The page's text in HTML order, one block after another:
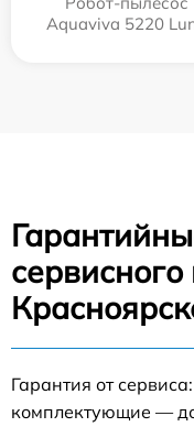
Aquaviva 5220
Гарантия от
комплектующие —